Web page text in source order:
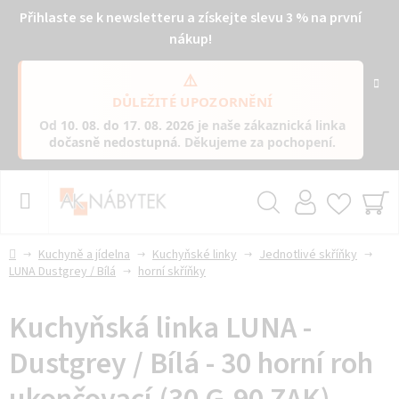
Přihlaste se k newsletteru a získejte slevu 3 % na první
nákup!
⚠️
DŮLEŽITÉ UPOZORNĚNÍ
Od 10. 08. do 17. 08. 2026 je naše zákaznická linka
dočasně nedostupná. Děkujeme za pochopení.
DomůKuchyně a jídelna Kuchyňské linky
Jednotlivé skříňky
LUNA Dustgrey / Bílá
horní skříňky
Kuchyňská linka LUNA -
Dustgrey / Bílá - 30 horní roh